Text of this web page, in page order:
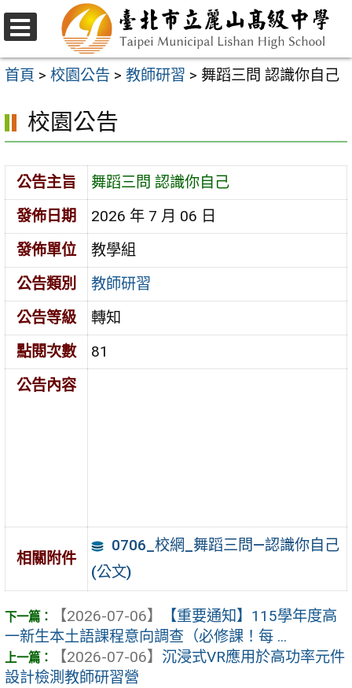
跳
至
主
內
容
選
單
首頁 > 校園公告 > 教師研習 > 舞蹈三問 認識你自己
校園公告
公告主旨
舞蹈三問 認識你自己
發佈日期
2026 年 7 月 06 日
發佈單位
教學組
公告類別
教師研習
公告等級
轉知
點閱次數
81
公告內容
相關附件
0706_校網_舞蹈三問―認識你自己
(公文)
【2026-07-06】
【重要通知】115學年度高
一新生本土語課程意向調查（必修課！每 ...
【2026-07-06】 沉浸式VR應用於高功率元件
設計檢測教師研習營